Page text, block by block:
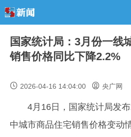
国家统计局：3月份一线
销售价格同比下降2.2%
2026-04-16 14:04:00 央广网
4月16日，国家统计局发布
中城市商品住宅销售价格变动